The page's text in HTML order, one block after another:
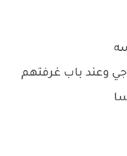
وعند باب غرفتهم